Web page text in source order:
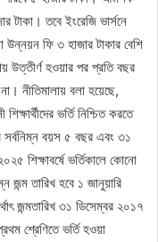
টাকা। তবে ইংরেজি ভার্সনে
উন্নয়ন ফি ৩ হাজার টাকার বেশি
উত্তীর্ণ হওয়ার পর প্রতি বছর
নীতিমালায় বলা হয়েছে,
ভর্তি নিশ্চিত করতে
সর্বনিম্ন বয়স ৫ বছর এবং ৩১
শিক্ষাবর্ষে ভর্তিকালে কোনো
জন্ম তারিখ হবে ১ জানুয়ারি
জন্মতারিখ ৩১ ডিসেম্বর ২০১৭
শ্রেণিতে ভর্তি হওয়া